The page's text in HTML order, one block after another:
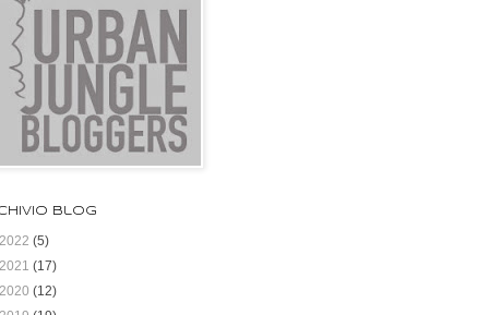
blog
2022 (5)
2021 (17)
2020 (12)